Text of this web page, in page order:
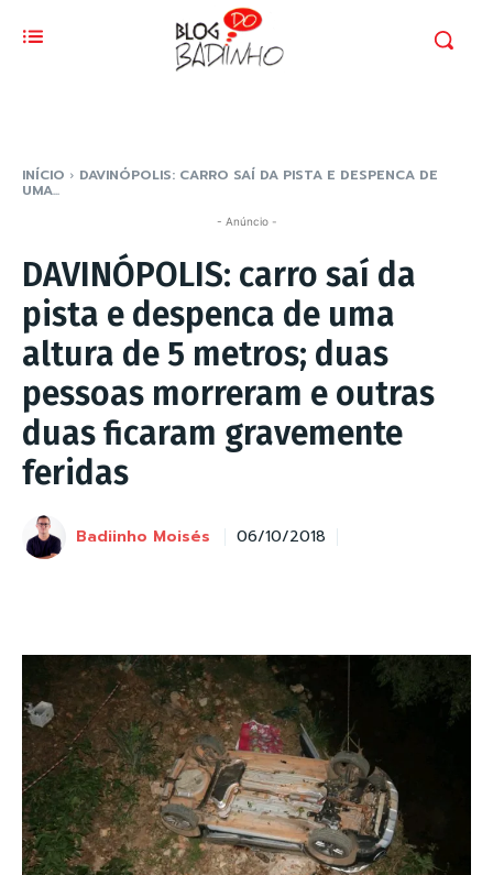
INÍCIO DAVINÓPOLIS: CARRO SAÍ DA PISTA E DESPENCA DE
UMA...
- Anúncio -
DAVINÓPOLIS: carro saí da
pista e despenca de uma
altura de 5 metros; duas
pessoas morreram e outras
duas ficaram gravemente
feridas
Badiinho Moisés 06/10/2018